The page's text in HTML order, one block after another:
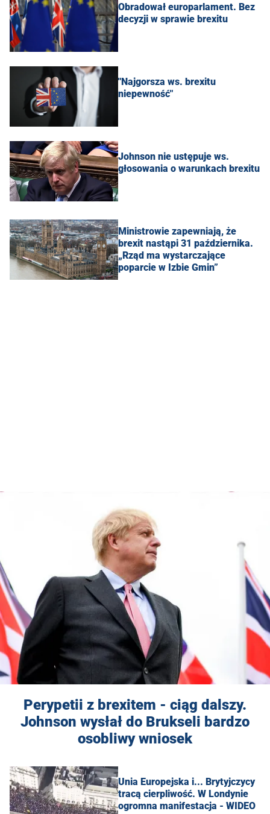
Obradował europarlament. Bez
decyzji w sprawie brexitu
"Najgorsza ws. brexitu
niepewność"
Johnson nie ustępuje ws.
głosowania o warunkach brexitu
Ministrowie zapewniają, że
brexit nastąpi 31 października.
„Rząd ma wystarczające
poparcie w Izbie Gmin”
Perypetii z brexitem - ciąg dalszy.
Johnson wysłał do Brukseli bardzo
osobliwy wniosek
Unia Europejska i... Brytyjczycy
tracą cierpliwość. W Londynie
ogromna manifestacja - WIDEO